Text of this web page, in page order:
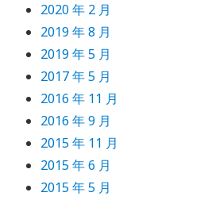
2020 年 2 月
2019 年 8 月
2019 年 5 月
2017 年 5 月
2016 年 11 月
2016 年 9 月
2015 年 11 月
2015 年 6 月
2015 年 5 月